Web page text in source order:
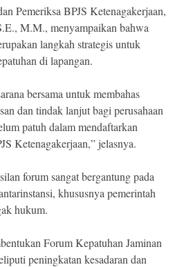
Pemeriksa BPJS Ketenagakerjaan,
M.M., menyampaikan bahwa
langkah strategis untuk
di lapangan.
bersama untuk membahas
dan tindak lanjut bagi perusahaan
patuh dalam mendaftarkan
Ketenagakerjaan,” jelasnya.
forum sangat bergantung pada
khususnya pemerintah
hukum.
Forum Kepatuhan Jaminan
peningkatan kesadaran dan